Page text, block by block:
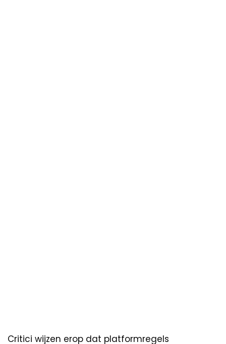
Critici wijzen erop dat platformregels